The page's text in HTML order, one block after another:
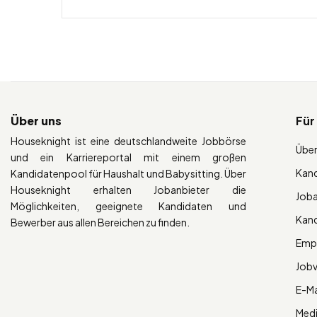
Über uns
Houseknight ist eine deutschlandweite Jobbörse
und ein Karriereportal mit einem großen
Kandidatenpool für Haushalt und Babysitting. Über
Houseknight erhalten Jobanbieter die
Möglichkeiten, geeignete Kandidaten und
Bewerber aus allen Bereichen zu finden.
E-